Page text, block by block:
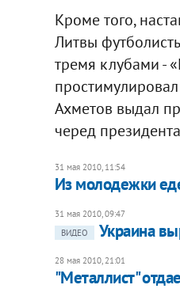
Кроме того,
Литвы
тремя клубами -
Ахметов выдал
черед
31 мая 2010, 11:54
Из молодежки
31 мая 2010, 09:47
ВИДЕО
Украина
28 мая 2010, 21:01
"Металлист"